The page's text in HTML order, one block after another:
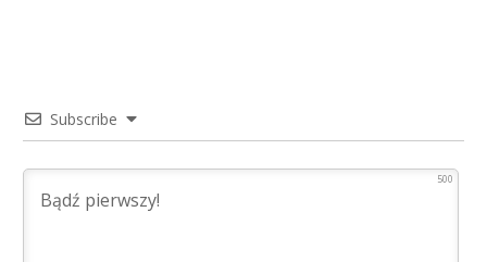
Subscribe
500